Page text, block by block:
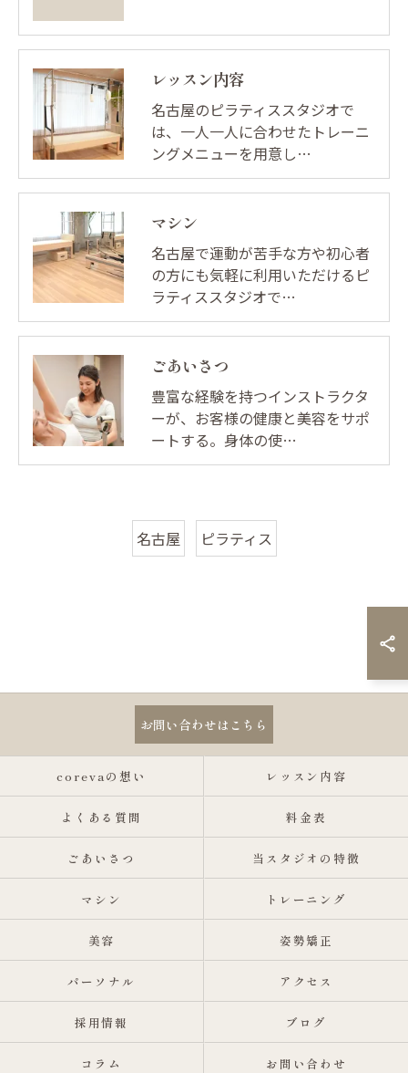
レッスン内容
名古屋のピラティススタジオで
は、一人一人に合わせたトレーニ
ングメニューを用意し…
マシン
名古屋で運動が苦手な方や初心者
の方にも気軽に利用いただけるピ
ラティススタジオで…
ごあいさつ
豊富な経験を持つインストラクタ
ーが、お客様の健康と美容をサポ
ートする。身体の使…
名古屋 ピラティス
お問い合わせはこちら
corevaの想い レッスン内容
よくある質問 料金表
ごあいさつ 当スタジオの特徴
マシン トレーニング
美容 姿勢矯正
パーソナル アクセス
採用情報 ブログ
コラム お問い合わせ